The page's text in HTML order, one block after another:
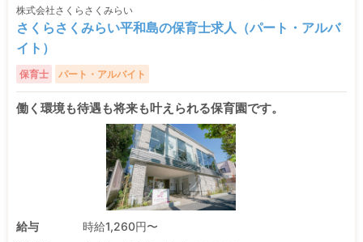
株式会社さくらさくみらい
さくらさくみらい平和島の保育士求人（パート・アルバ
イト）
保育士 パート・アルバイト
働く環境も待遇も将来も叶えられる保育園です。
給与
時給1,260円〜